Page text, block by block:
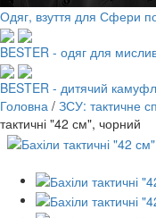
Одяг, взуття для Сфери
BESTER - одяг для
BESTER - дитячий
Головна / ЗСУ: тактичне
тактичні "42 см", чорний